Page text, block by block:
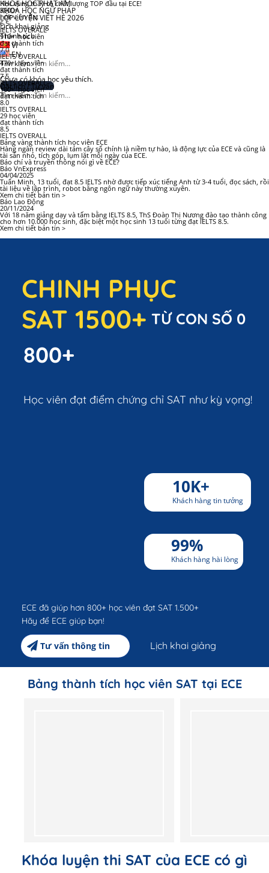
KHÓA HỌC PHÁT ÂM
KHOÁ HỌC NGỮ PHÁP
LỚP LUYỆN VIẾT HÈ 2026
Lịch khai giảng
Thành tích
VI
EN
Tìm kiếm:
Chưa có khóa học yêu thích.
Đặt lịch / Tư vấn
Tìm kiếm:
Học cùng thầy cô chất lượng TOP đầu tại ECE!
3000+
học viên đạt
6.5
IELTS OVERALL
910+ học viên
đạt thành tích
7.0
IELTS OVERALL
470+ học viên
đạt thành tích
7.5
IELTS OVERALL
160+ học viên
đạt thành tích
8.0
IELTS OVERALL
29 học viên
đạt thành tích
8.5
IELTS OVERALL
Bảng vàng thành tích học viên ECE
Hàng ngàn review dài tám cây số chính là niềm tự hào, là động lực của ECE và cũng là
tài sản nhỏ, tích góp, lụm lặt mỗi ngày của ECE.
Báo chí và truyền thông nói gì về ECE?
Báo VnExpress
04/04/2025
Tuấn Minh, 13 tuổi, đạt 8.5 IELTS nhờ được tiếp xúc tiếng Anh từ 3-4 tuổi, đọc sách, rồi
tài liệu về lập trình, robot bằng ngôn ngữ này thường xuyên.
Xem chi tiết bản tin >
Báo Lao Động
20/11/2024
Với 18 năm giảng dạy và tấm bằng IELTS 8.5, ThS Đoàn Thị Nương đào tạo thành công
cho hơn 10.000 học sinh, đặc biệt một học sinh 13 tuổi từng đạt IELTS 8.5.
Xem chi tiết bản tin >
TỪ CON SỐ 0
ECE đã giúp hơn 800+ học viên đạt SAT 1.500+
Hãy để ECE giúp bạn!
Lịch khai giảng
800+
Học viên đạt điểm chứng chỉ SAT như kỳ vọng!
CHINH PHỤC
SAT 1500+
Tư vấn thông tin
10K+
Khách hàng tin tưởng
99%
Khách hàng hài lòng
Bảng thành tích học viên SAT tại ECE
Khóa luyện thi SAT của ECE có gì